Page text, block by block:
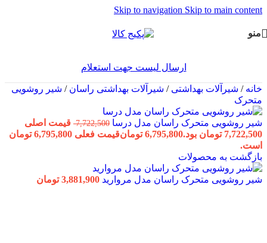
Skip to navigation Skip to main content
منو
ارسال لیست جهت استعلام
خانه/ شیرآلات بهداشتی/ شیرآلات بهداشتی راسان/ شیر روشویی
متحرک
شیر روشویی متحرک راسان مدل درسا 7,722,500 قیمت اصلی
7,722,500 تومان بود.
6,795,800 تومان
قیمت فعلی 6,795,800 تومان
است.
بازگشت به محصولات
شیر روشویی متحرک راسان مدل مروارید 3,881,900 تومان